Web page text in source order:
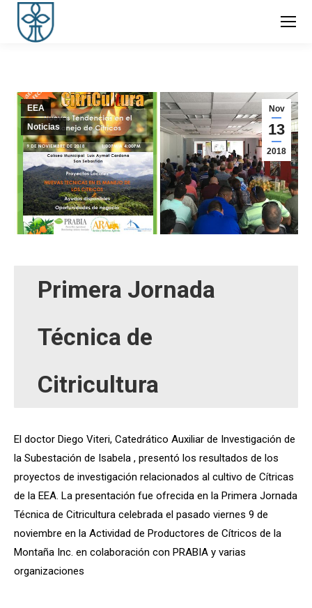
Nov
13
2018
EEA
Noticias
Primera Jornada
Técnica de
Citricultura
El doctor Diego Viteri, Catedrático Auxiliar de Investigación de
la Subestación de Isabela , presentó los resultados de los
proyectos de investigación relacionados al cultivo de Cítricas
de la EEA. La presentación fue ofrecida en la Primera Jornada
Técnica de Citricultura celebrada el pasado viernes 9 de
noviembre en la Actividad de Productores de Cítricos de la
Montaña Inc. en colaboración con PRABIA y varias
organizaciones